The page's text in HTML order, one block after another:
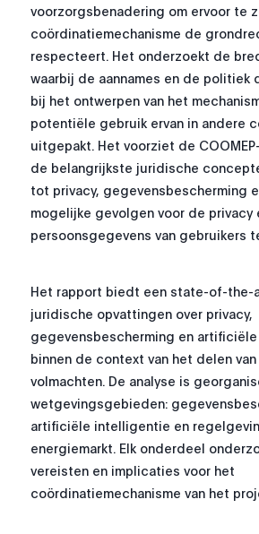
voorzorgsbenadering om ervoor te
coördinatiemechanisme de
respecteert. Het onderzoekt de
waarbij de aannames en de politiek
bij het ontwerpen van het
potentiële gebruik ervan in andere
uitgepakt. Het voorziet de
de belangrijkste juridische
tot privacy, gegevensbescherming
mogelijke gevolgen voor de privacy
persoonsgegevens van gebruikers
Het rapport biedt een state-of-the-
juridische opvattingen over privacy,
gegevensbescherming en
binnen de context van het delen
volmachten. De analyse is
wetgevingsgebieden:
artificiële intelligentie en
energiemarkt. Elk onderdeel
vereisten en implicaties voor het
coördinatiemechanisme van het